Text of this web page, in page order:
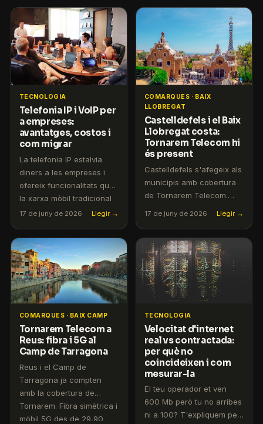
TECNOLOGIA
Telefonia IP i VoIP per
a empreses:
avantatges, costos i
com migrar
La telefonia IP estalvia
diners a les empreses i
ofereix funcionalitats que
la xarxa mòbil tradicional
no pot igualar.
17 de juny de 2026 Llegir →
COMARQUES · BAIX
LLOBREGAT
Castelldefels i el Baix
Llobregat costa:
Tornarem Telecom hi
és present
Castelldefels s'afegeix als
municipis amb cobertura
de Tornarem Telecom.
17 de juny de 2026 Llegir →
COMARQUES · BAIX CAMP
Tornarem Telecom a
Reus: fibra i 5G al
Camp de Tarragona
Reus i el Camp de
Tarragona ja compten
amb la cobertura de
Tornarem. Fibra simètrica i
mòbil 5G des de 29,90
TECNOLOGIA
Velocitat d'internet
real vs contractada:
per què no
coincideixen i com
mesurar-la
El teu operador et ven
600 Mb però tu no arribes
ni a 100? T'expliquem per